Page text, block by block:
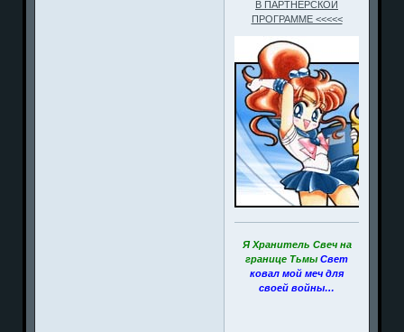
В ПАРТНЁРСКОЙ
ПРОГРАММЕ <<<<<
Я Хранитель Свеч на
границе Тьмы Свет
ковал мой меч для
своей войны…